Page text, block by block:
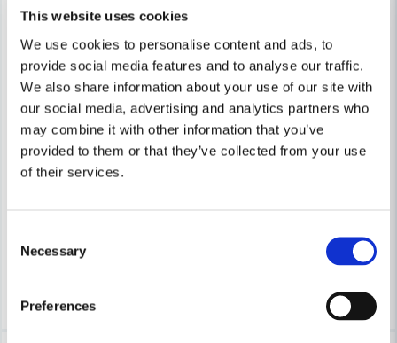
This website uses cookies
We use cookies to personalise content and ads, to
provide social media features and to analyse our traffic.
We also share information about your use of our site with
our social media, advertising and analytics partners who
may combine it with other information that you’ve
provided to them or that they’ve collected from your use
of their services.
Selection
Necessary
Preferences
COBOLT
Cobolt Notfräs D=25 L=35 TL=90
3-7 arbetsdagar
COBOLT
Cobolt Notfräs D=35 L=35
Leveranstid ifrån leverantör ca